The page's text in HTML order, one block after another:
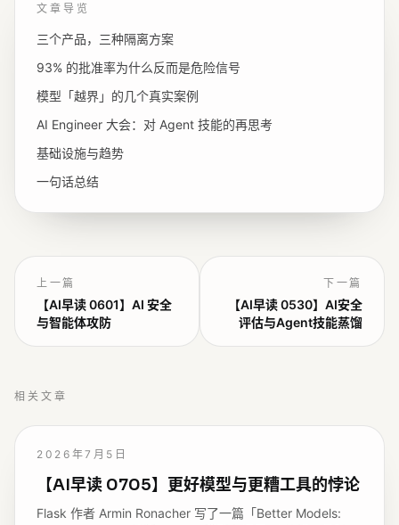
文章导览
三个产品，三种隔离方案
93% 的批准率为什么反而是危险信号
模型「越界」的几个真实案例
AI Engineer 大会：对 Agent 技能的再思考
基础设施与趋势
一句话总结
上一篇
【AI早读 0601】AI 安全
与智能体攻防
下一篇
【AI早读 0530】AI安全
评估与Agent技能蒸馏
相关文章
2026年7月5日
【AI早读 0705】更好模型与更糟工具的悖论
Flask 作者 Armin Ronacher 写了一篇「Better Models: